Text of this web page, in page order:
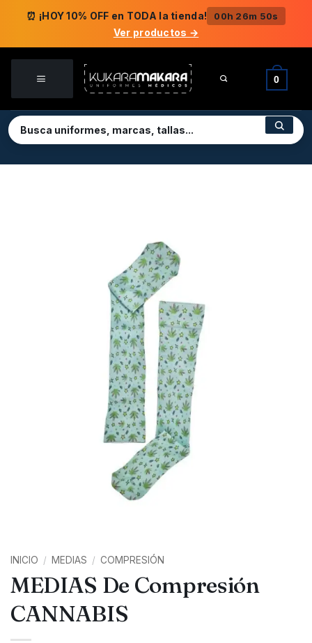
Saltar
⏰ ¡HOY 10% OFF en TODA la tienda! 00h 26m 50s
Ver productos →
0
INICIO / MEDIAS / COMPRESIÓN
MEDIAS De Compresión
CANNABIS